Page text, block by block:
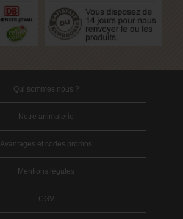
Qui sommes nous ?
Notre animalerie
Avantages et codes promos
Mentions légales
CGV